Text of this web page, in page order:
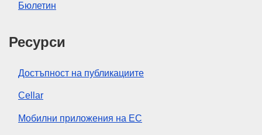
Бюлетин
Ресурси
Достъпност на публикациите
Cellar
Мобилни приложения на ЕС